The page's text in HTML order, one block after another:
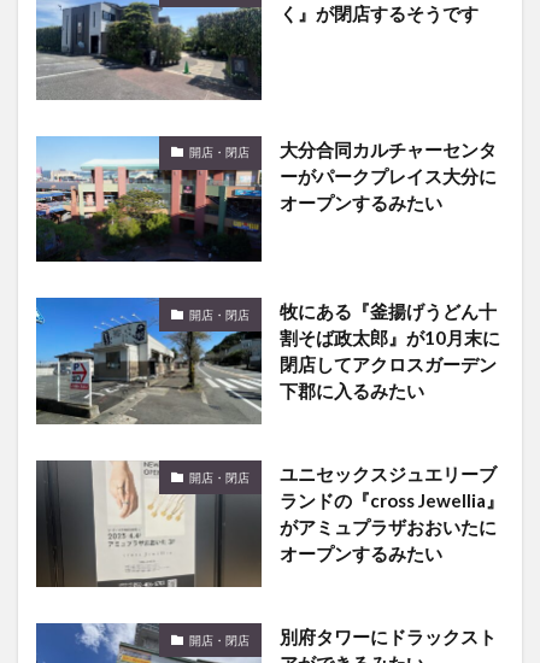
く』が閉店するそうです
開店・閉店
大分合同カルチャーセンタ
ーがパークプレイス大分に
オープンするみたい
開店・閉店
牧にある『釜揚げうどん十
割そば政太郎』が10月末に
閉店してアクロスガーデン
下郡に入るみたい
開店・閉店
ユニセックスジュエリーブ
ランドの『cross Jewellia』
がアミュプラザおおいたに
オープンするみたい
開店・閉店
別府タワーにドラックスト